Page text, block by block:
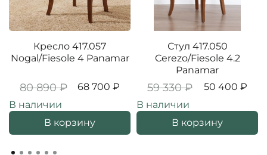
Кресло 417.057
Nogal/Fiesole 4 Panamar
80 890 ₽
68 700 ₽
В наличии
В корзину
Стул 417.050
Cerezo/Fiesole 4.2
Panamar
59 330 ₽
50 400 ₽
В наличии
В корзину